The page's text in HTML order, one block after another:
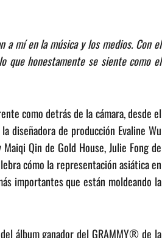
a mí en la música y los medios. Con el
que honestamente se siente como el
como detrás de la cámara, desde el
diseñadora de producción Evaline Wu
Qin de Gold House, Julie Fong de
cómo la representación asiática en
importantes que están moldeando la
álbum ganador del GRAMMY® de la